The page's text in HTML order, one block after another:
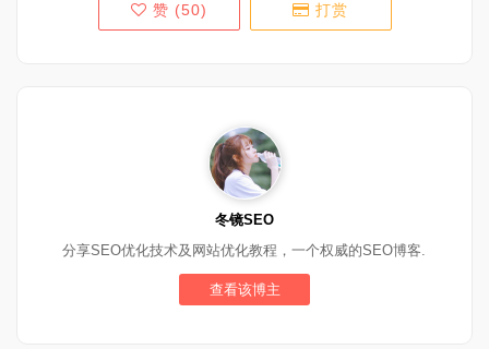
赞 (50) 打赏
冬镜SEO
分享SEO优化技术及网站优化教程，一个权威的SEO博客.
查看该博主